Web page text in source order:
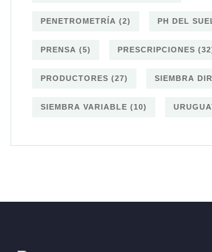
PENETROMETRÍA (2) PH DEL
PRENSA (5) PRESCRIPCIONES
PRODUCTORES (27) SIEMBRA
SIEMBRA VARIABLE (10)